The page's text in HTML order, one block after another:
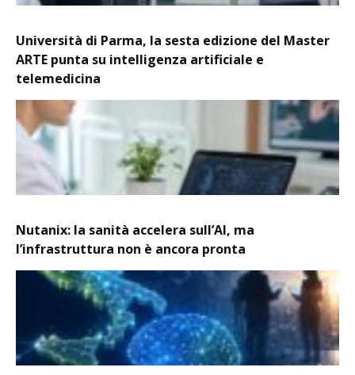
Università di Parma, la sesta edizione del Master
ARTE punta su intelligenza artificiale e
telemedicina
Nutanix: la sanità accelera sull’AI, ma
l’infrastruttura non è ancora pronta